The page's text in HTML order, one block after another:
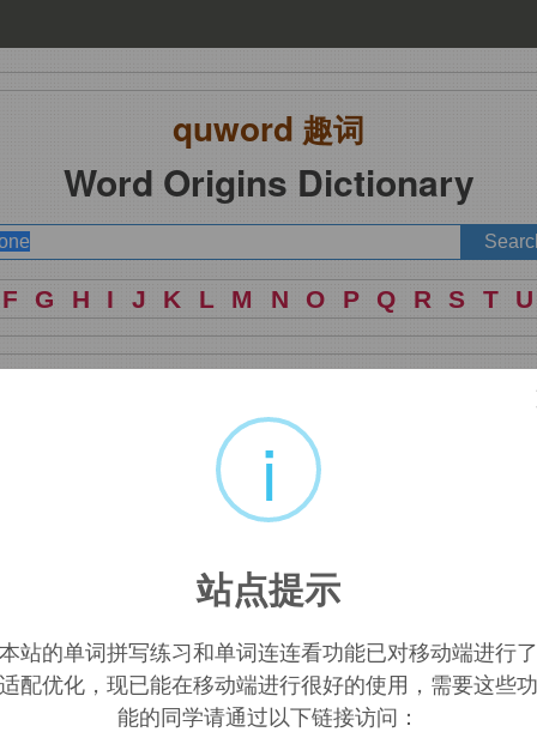
quword 趣词
Word Origins Dictionary
F G H I J K L M N O P Q R S T U
intone含义。
i
站点提示
本站的单词拼写练习和单词连连看功能已对移动端进行了
适配优化，现已能在移动端进行很好的使用，需要这些功
能的同学请通过以下链接访问：